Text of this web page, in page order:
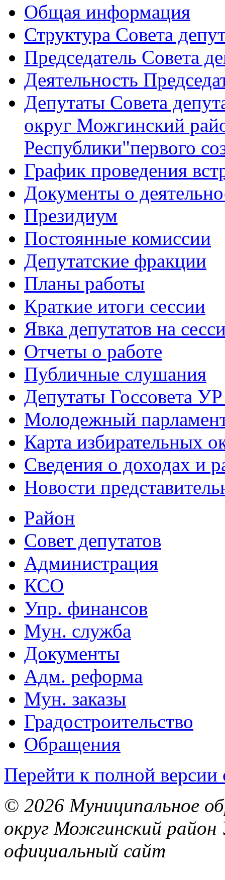
Общая информация
Структура Совета
Председатель Совета
Деятельность
Депутаты Совета
округ Можгинский
Республики"первого
График проведения
Документы о
Президиум
Постоянные комиссии
Депутатские фракции
Планы работы
Краткие итоги сессии
Явка депутатов на
Отчеты о работе
Публичные слушания
Депутаты Госсовета
Молодежный
Карта избирательных
Сведения о доходах и
Новости
Район
Совет депутатов
Администрация
КСО
Упр. финансов
Мун. служба
Документы
Адм. реформа
Мун. заказы
Градостроительство
Обращения
Перейти к полной версии
© 2026 Муниципальное
округ Можгинский район
официальный сайт